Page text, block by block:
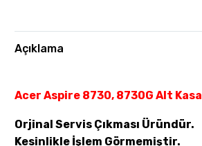
Açıklama
Acer Aspire 8730, 8730G Alt Kasa
Orjinal Servis Çıkması Üründür.
Kesinlikle İşlem Görmemiştir.